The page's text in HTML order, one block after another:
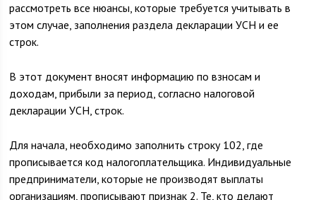
рассмотреть все нюансы, которые требуется учитывать в
этом случае, заполнения раздела декларации УСН и ее
строк.
В этот документ вносят информацию по взносам и
доходам, прибыли за период, согласно налоговой
декларации УСН, строк.
Для начала, необходимо заполнить строку 102, где
прописывается код налогоплательщика. Индивидуальные
предприниматели, которые не производят выплаты
организациям, прописывают признак 2. Те, кто делают